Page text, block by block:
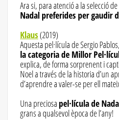
Ara si, para atenció a la selecció
Nadal preferides per gaudir
Klaus(2019)
Aquesta pel·lícula de Sergio Pablos,
la categoria de Millor
explica, de forma sorprenent i
Noel a través de la historia d’un
d’aprendre a valer-se per ell
Una preciosa pel·lícula de
grans a qualsevol època de l’any!